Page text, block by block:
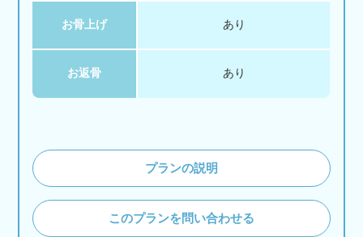
お骨上げ あり
お返骨 あり
プランの説明
このプランを問い合わせる